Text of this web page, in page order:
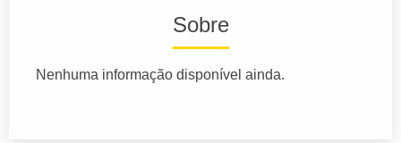
Sobre
Nenhuma informação disponível ainda.